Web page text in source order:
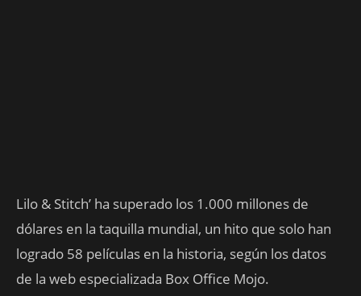
Lilo & Stitch’ ha superado los 1.000 millones de
dólares en la taquilla mundial, un hito que solo han
logrado 58 películas en la historia, según los datos
de la web especializada Box Office Mojo.